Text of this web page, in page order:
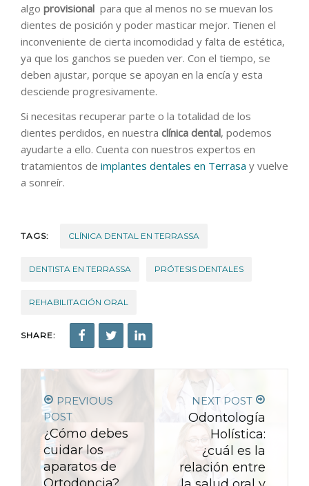
algo provisional para que al menos no se muevan los
dientes de posición y poder masticar mejor. Tienen el
inconveniente de cierta incomodidad y falta de estética,
ya que los ganchos se pueden ver. Con el tiempo, se
deben ajustar, porque se apoyan en la encía y esta
desciende progresivamente.
Si necesitas recuperar parte o la totalidad de los
dientes perdidos, en nuestra clínica dental, podemos
ayudarte a ello. Cuenta con nuestros expertos en
tratamientos de implantes dentales en Terrasa y vuelve
a sonreír.
TAGS: CLÍNICA DENTAL EN TERRASSA
DENTISTA EN TERRASSA PRÓTESIS DENTALES
REHABILITACIÓN ORAL
SHARE:
PREVIOUS
POST
¿Cómo debes
cuidar los
aparatos de
NEXT POST
Odontología
Holística:
¿cuál es la
relación entre